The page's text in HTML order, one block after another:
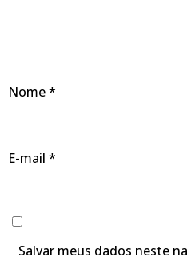
Nome*
E-mail *
Salvar meus dados neste